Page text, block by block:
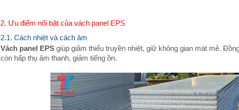
2. Ưu điểm nổi bật của vách panel EPS
2.1. Cách nhiệt và cách âm
Vách panel EPS giúp giảm thiểu truyền nhiệt, giữ không gian mát mẻ.
còn hấp thụ âm thanh, giảm tiếng ồn.